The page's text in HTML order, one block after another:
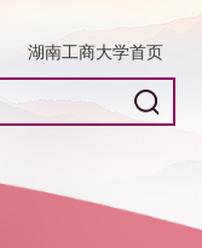
湖南工商大学首页